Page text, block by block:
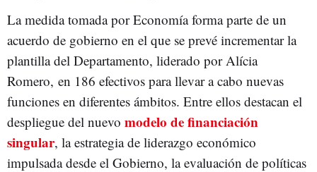
La medida tomada por Economía forma parte de un
acuerdo de gobierno en el que se prevé incrementar la
plantilla del Departamento, liderado por Alícia
Romero, en 186 efectivos para llevar a cabo nuevas
funciones en diferentes ámbitos. Entre ellos destacan el
despliegue del nuevo modelo de financiación
singular, la estrategia de liderazgo económico
impulsada desde el Gobierno, la evaluación de políticas